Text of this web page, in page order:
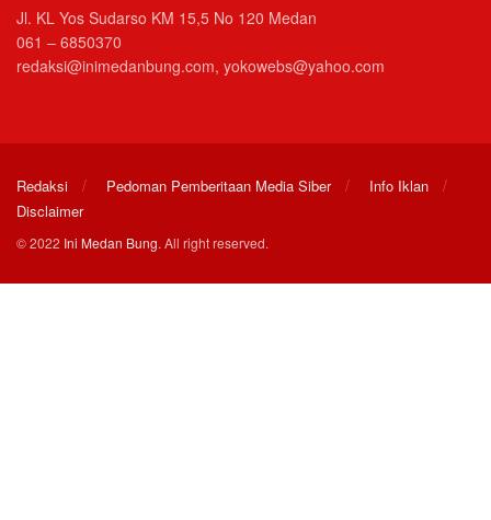
Jl. KL Yos Sudarso KM 15,5 No 120 Medan
061 – 6850370
redaksi@inimedanbung.com, yokowebs@yahoo.com
Redaksi Pedoman Pemberitaan Media Siber
Info Iklan
Disclaimer
© 2022 Ini Medan Bung. All right reserved.